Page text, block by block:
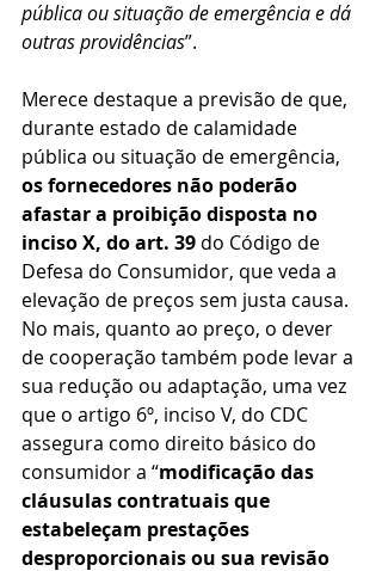
pública ou situação de emergência e dá
outras providências”.
Merece destaque a previsão de que,
durante estado de calamidade
pública ou situação de emergência,
os fornecedores não poderão
afastar a proibição disposta no
inciso X, do art. 39 do Código de
Defesa do Consumidor, que veda a
elevação de preços sem justa causa.
No mais, quanto ao preço, o dever
de cooperação também pode levar a
sua redução ou adaptação, uma vez
que o artigo 6º, inciso V, do CDC
assegura como direito básico do
consumidor a “modificação das
cláusulas contratuais que
estabeleçam prestações
desproporcionais ou sua revisão